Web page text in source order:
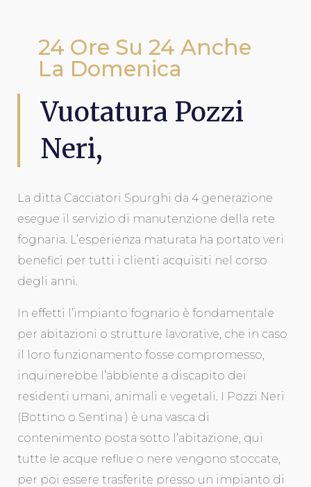
24 Ore Su 24 Anche
La Domenica
Vuotatura Pozzi
Neri,
La ditta Cacciatori Spurghi da 4 generazione
esegue il servizio di manutenzione della rete
fognaria. L’esperienza maturata ha portato veri
benefici per tutti i clienti acquisiti nel corso
degli anni.
In effetti l’impianto fognario è fondamentale
per abitazioni o strutture lavorative, che in caso
il loro funzionamento fosse compromesso,
inquinerebbe l’abbiente a discapito dei
residenti umani, animali e vegetali. I Pozzi Neri
(Bottino o Sentina ) è una vasca di
contenimento posta sotto l’abitazione, qui
tutte le acque reflue o nere vengono stoccate,
per poi essere trasferite presso un impianto di